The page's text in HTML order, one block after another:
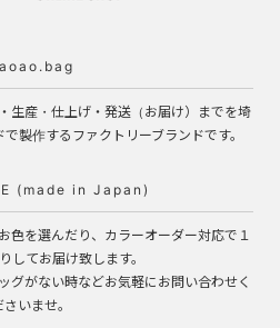
生産・仕上げ・発送（お届け）までを埼
製作するファクトリーブランドです。
(made in Japan)
色を選んだり、カラーオーダー対応で１
してお届け致します。
グがない時などお気軽にお問い合わせく
さいませ。